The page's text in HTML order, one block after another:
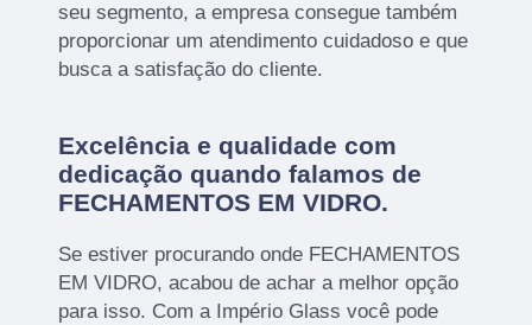
seu segmento, a empresa consegue também
proporcionar um atendimento cuidadoso e que
busca a satisfação do cliente.
Excelência e qualidade com
dedicação quando falamos de
FECHAMENTOS EM VIDRO.
Se estiver procurando onde FECHAMENTOS
EM VIDRO, acabou de achar a melhor opção
para isso. Com a Império Glass você pode